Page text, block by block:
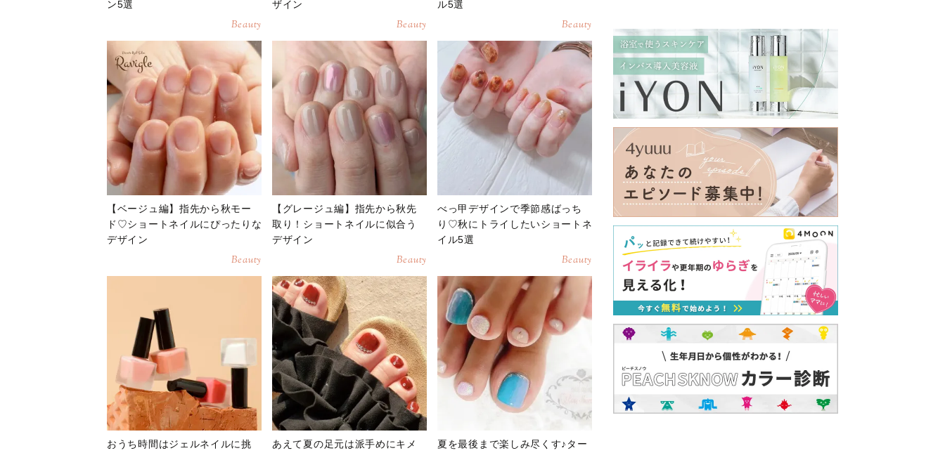
ン5選
Beauty
ザイン
Beauty
ル5選
Beauty
【ベージュ編】指先から秋モー
ド♡ショートネイルにぴったりな
デザイン
Beauty
【グレージュ編】指先から秋先
取り！ショートネイルに似合う
デザイン
Beauty
べっ甲デザインで季節感ばっち
り♡秋にトライしたいショートネ
イル5選
Beauty
おうち時間はジェルネイルに挑
あえて夏の足元は派手めにキメ
夏を最後まで楽しみ尽くす♪ター